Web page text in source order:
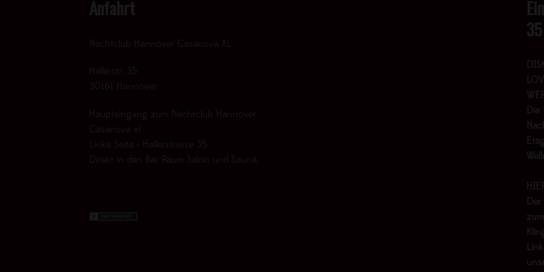
Anfahrt
Nachtclub Hannover Casanova XL
Hallerstr. 35
30161 Hannover
Haupteingang zum Nachtclub Hannover
Casanova xl
Linke Seite - Hallerstrasse 35.
Direkt in den Bar Raum Salon und Sauna.